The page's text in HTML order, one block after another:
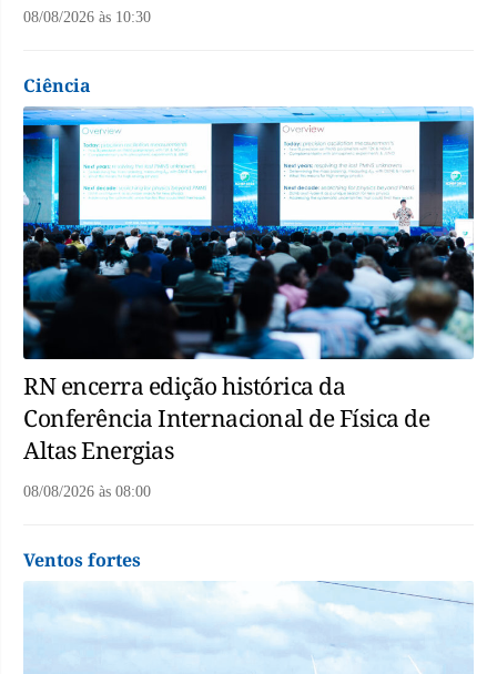
08/08/2026 às 10:30
Ciência
RN encerra edição histórica da
Conferência Internacional de Física de
Altas Energias
08/08/2026 às 08:00
Ventos fortes